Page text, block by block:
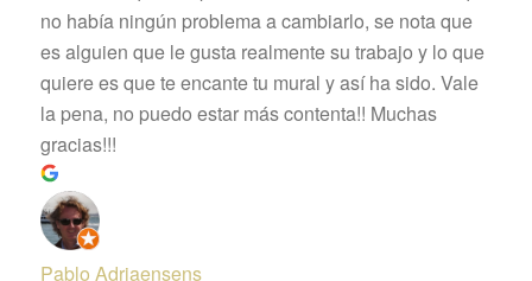
no había ningún problema a cambiarlo, se nota que
es alguien que le gusta realmente su trabajo y lo que
quiere es que te encante tu mural y así ha sido. Vale
la pena, no puedo estar más contenta!! Muchas
gracias!!!
Pablo Adriaensens